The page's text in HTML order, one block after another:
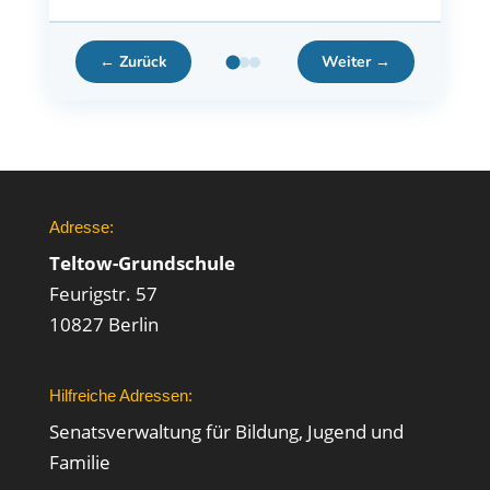
← Zurück Weiter →
Adresse:
Teltow-Grundschule
Feurigstr. 57
10827 Berlin
Hilfreiche Adressen:
Senatsverwaltung für Bildung, Jugend und
Familie